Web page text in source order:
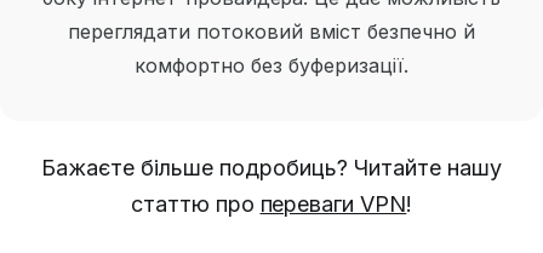
переглядати потоковий вміст безпечно й
комфортно без буферизації.
Бажаєте більше подробиць? Читайте нашу
статтю про переваги VPN!